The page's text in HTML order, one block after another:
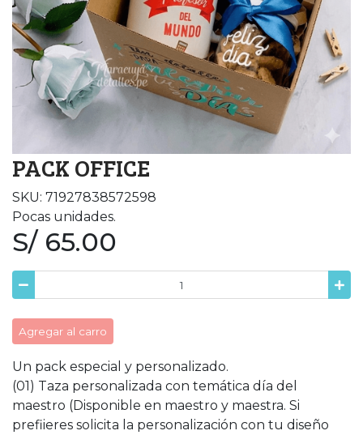
PACK OFFICE
SKU: 71927838572598
Pocas unidades.
S/ 65.00
Agregar al carro
Un pack especial y personalizado.
(01) Taza personalizada con temática día del
maestro (Disponible en maestro y maestra. Si
prefiieres solicita la personalización con tu diseño